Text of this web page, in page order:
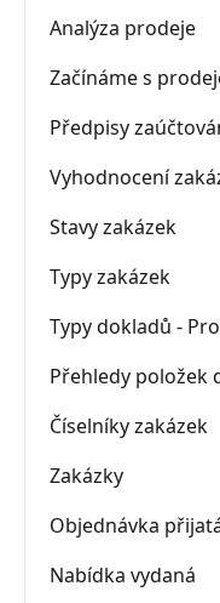
Analýza prodeje
Začínáme s
Předpisy
Vyhodnocení
Stavy zakázek
Typy zakázek
Typy dokladů -
Přehledy položek
Číselníky zakázek
Zakázky
Objednávka
Nabídka vydaná